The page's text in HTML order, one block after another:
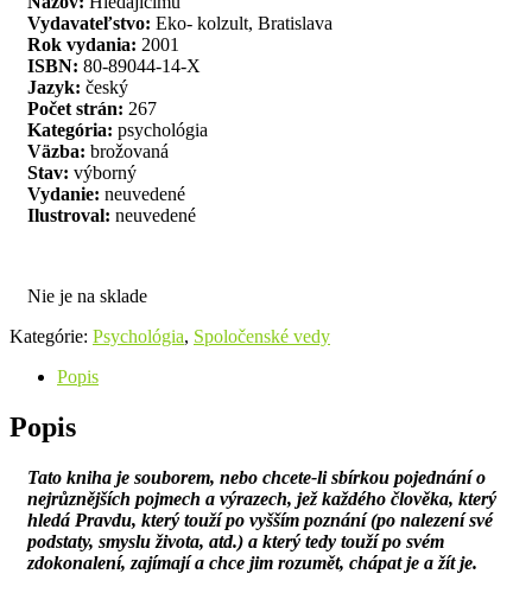
Vydavateľstvo: Eko- kolzult, Bratislava
Rok vydania: 2001
ISBN: 80-89044-14-X
Jazyk: český
Počet strán: 267
Kategória: psychológia
Väzba: brožovaná
Stav: výborný
Vydanie: neuvedené
Ilustroval: neuvedené
Nie je na sklade
Kategórie: Psychológia, Spoločenské vedy
Popis
Popis
Tato kniha je souborem, nebo chcete-li sbírkou pojednání o
nejrůznějších pojmech a výrazech, jež každého člověka, který
hledá Pravdu, který touží po vyšším poznání (po nalezení své
podstaty, smyslu života, atd.) a který tedy touží po svém
zdokonalení, zajímají a chce jim rozumět, chápat je a žít je.